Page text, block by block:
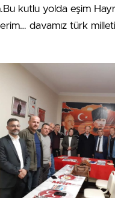
kutlu yolda eşim
davamız türk